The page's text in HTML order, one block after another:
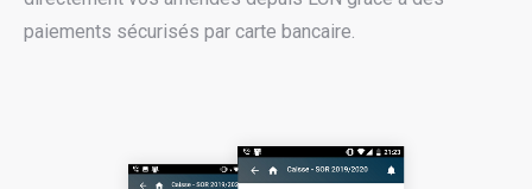
paiements sécurisés par carte bancaire.